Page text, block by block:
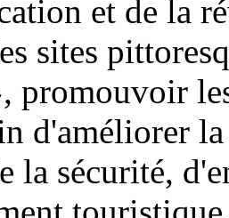
et de la
sites
promouvoir
d'améliorer
la sécurité,